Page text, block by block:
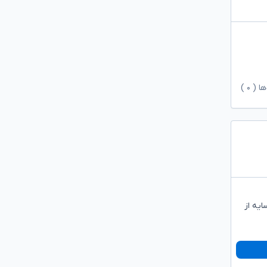
( ۰
از